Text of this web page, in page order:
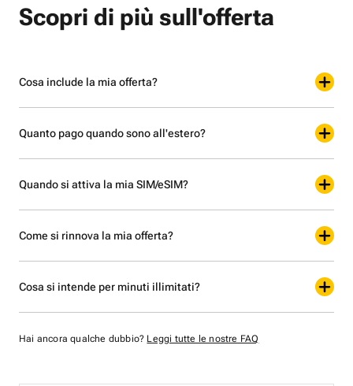
Scopri di più sull'offerta
Cosa include la mia offerta?
Quanto pago quando sono all'estero?
Quando si attiva la mia SIM/eSIM?
Come si rinnova la mia offerta?
Cosa si intende per minuti illimitati?
Hai ancora qualche dubbio? Leggi tutte le nostre FAQ